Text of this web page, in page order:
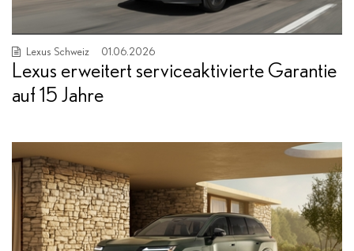
Lexus Schweiz 01.06.2026
Lexus erweitert serviceaktivierte Garantie
auf 15 Jahre